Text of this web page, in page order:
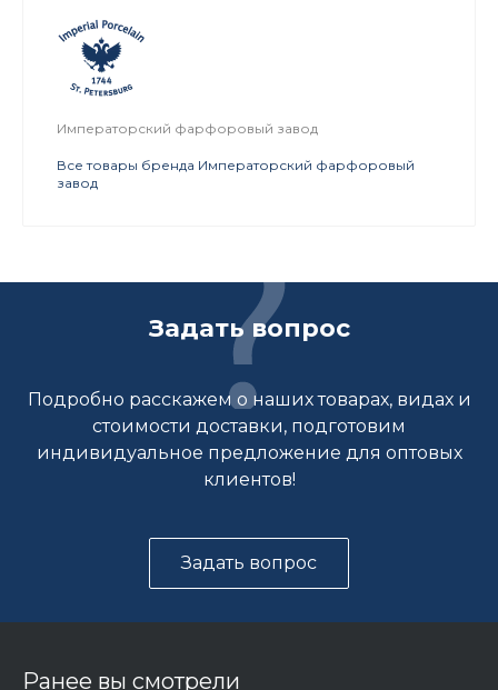
Императорский фарфоровый завод
Все товары бренда Императорский фарфоровый
завод
Задать вопрос
Подробно расскажем о наших товарах, видах и
стоимости доставки, подготовим
индивидуальное предложение для оптовых
клиентов!
Задать вопрос
Ранее вы смотрели